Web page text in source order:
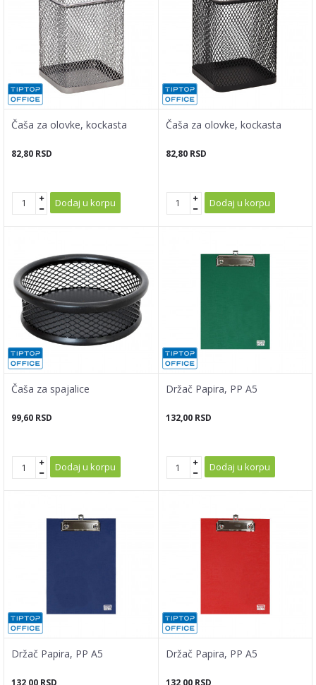
Čaša za olovke, kockasta
82,80 RSD
Dodaj u korpu
Čaša za olovke, kockasta
82,80 RSD
Dodaj u korpu
Čaša za spajalice
99,60 RSD
Dodaj u korpu
Držač Papira, PP A5
132,00 RSD
Dodaj u korpu
Držač Papira, PP A5
132,00 RSD
Držač Papira, PP A5
132,00 RSD